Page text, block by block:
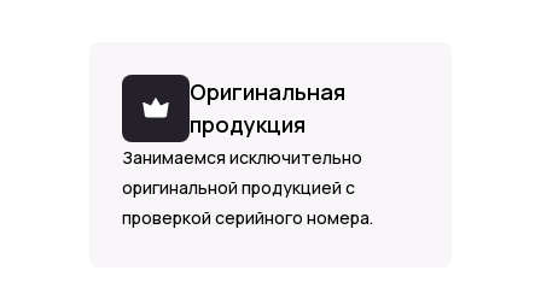
Оригинальная
продукция
Занимаемся исключительно
оригинальной продукцией с
проверкой серийного номера.